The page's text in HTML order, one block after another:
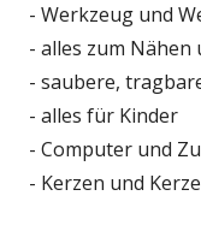
- Werkzeug und
- alles zum
- saubere,
- alles für Kinder
- Computer und
- Kerzen und